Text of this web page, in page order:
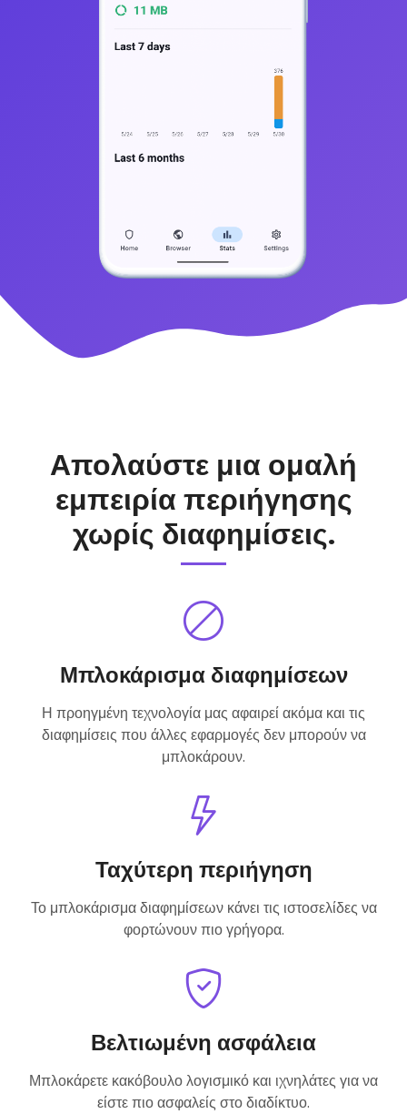
Απολαύστε μια ομαλή
εμπειρία περιήγησης
χωρίς διαφημίσεις.
Μπλοκάρισμα διαφημίσεων
Η προηγμένη τεχνολογία μας αφαιρεί ακόμα και τις
διαφημίσεις που άλλες εφαρμογές δεν μπορούν να
μπλοκάρουν.
Ταχύτερη περιήγηση
Το μπλοκάρισμα διαφημίσεων κάνει τις ιστοσελίδες να
φορτώνουν πιο γρήγορα.
Βελτιωμένη ασφάλεια
Μπλοκάρετε κακόβουλο λογισμικό και ιχνηλάτες για να
είστε πιο ασφαλείς στο διαδίκτυο.